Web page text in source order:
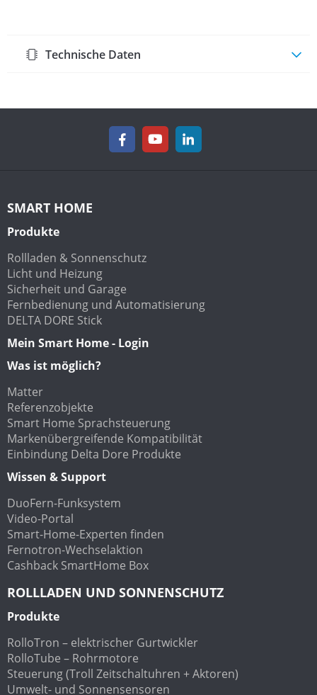
Technische Daten
SMART HOME
Produkte
Rollladen & Sonnenschutz
Licht und Heizung
Sicherheit und Garage
Fernbedienung und Automatisierung
DELTA DORE Stick
Mein Smart Home - Login
Was ist möglich?
Matter
Referenzobjekte
Smart Home Sprachsteuerung
Markenübergreifende Kompatibilität
Einbindung Delta Dore Produkte
Wissen & Support
DuoFern-Funksystem
Video-Portal
Smart-Home-Experten finden
Fernotron-Wechselaktion
Cashback SmartHome Box
ROLLLADEN UND SONNENSCHUTZ
Produkte
RolloTron – elektrischer Gurtwickler
RolloTube – Rohrmotore
Steuerung (Troll Zeitschaltuhren + Aktoren)
Umwelt- und Sonnensensoren